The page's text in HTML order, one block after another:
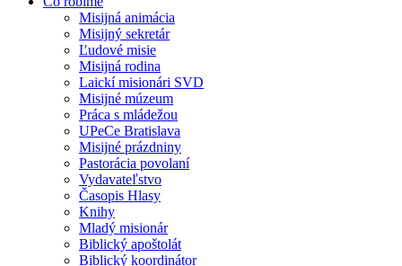
Misijná animácia
Misijný sekretár
Ľudové misie
Misijná rodina
Laickí misionári SVD
Misijné múzeum
Práca s mládežou
UPeCe Bratislava
Misijné prázdniny
Pastorácia povolaní
Vydavateľstvo
Časopis Hlasy
Knihy
Mladý misionár
Biblický apoštolát
Biblický koordinátor